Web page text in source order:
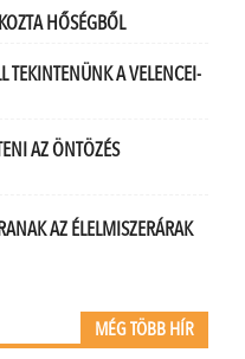
HŐSÉGBŐL
TEKINTENÜNK A VELENCEI-
AZ ÖNTÖZÉS
AZ ÉLELMISZERÁRAK
MÉG TÖBB HÍR